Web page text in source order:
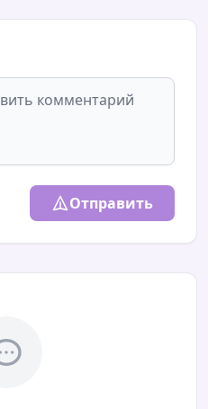
Отправить